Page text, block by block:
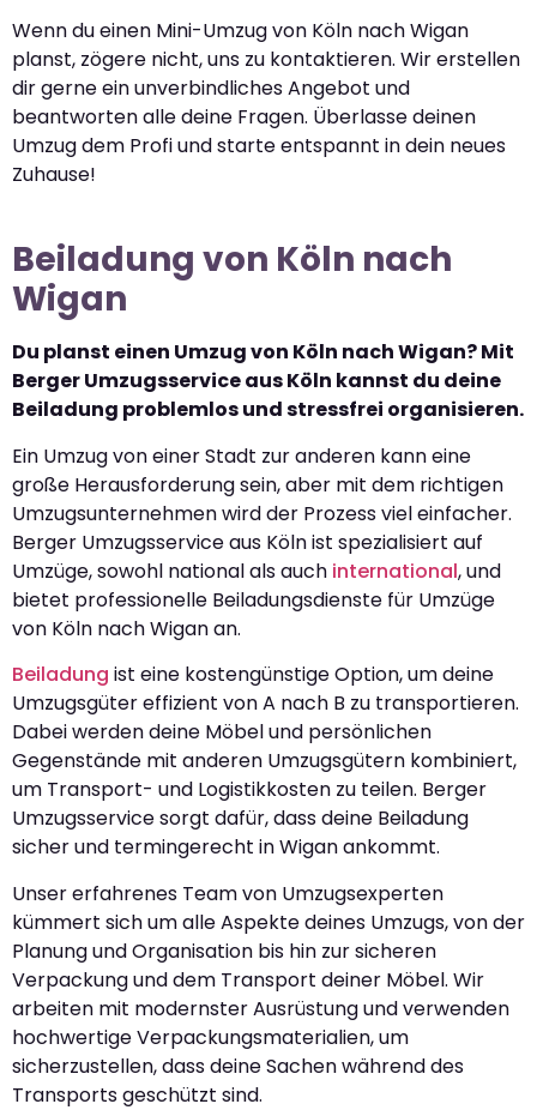
Wenn du einen Mini-Umzug von Köln nach Wigan
planst, zögere nicht, uns zu kontaktieren. Wir erstellen
dir gerne ein unverbindliches Angebot und
beantworten alle deine Fragen. Überlasse deinen
Umzug dem Profi und starte entspannt in dein neues
Zuhause!
Beiladung von Köln nach
Wigan
Du planst einen Umzug von Köln nach Wigan? Mit
Berger Umzugsservice aus Köln kannst du deine
Beiladung problemlos und stressfrei organisieren.
Ein Umzug von einer Stadt zur anderen kann eine
große Herausforderung sein, aber mit dem richtigen
Umzugsunternehmen wird der Prozess viel einfacher.
Berger Umzugsservice aus Köln ist spezialisiert auf
Umzüge, sowohl national als auch international, und
bietet professionelle Beiladungsdienste für Umzüge
von Köln nach Wigan an.
Beiladung ist eine kostengünstige Option, um deine
Umzugsgüter effizient von A nach B zu transportieren.
Dabei werden deine Möbel und persönlichen
Gegenstände mit anderen Umzugsgütern kombiniert,
um Transport- und Logistikkosten zu teilen. Berger
Umzugsservice sorgt dafür, dass deine Beiladung
sicher und termingerecht in Wigan ankommt.
Unser erfahrenes Team von Umzugsexperten
kümmert sich um alle Aspekte deines Umzugs, von der
Planung und Organisation bis hin zur sicheren
Verpackung und dem Transport deiner Möbel. Wir
arbeiten mit modernster Ausrüstung und verwenden
hochwertige Verpackungsmaterialien, um
sicherzustellen, dass deine Sachen während des
Transports geschützt sind.